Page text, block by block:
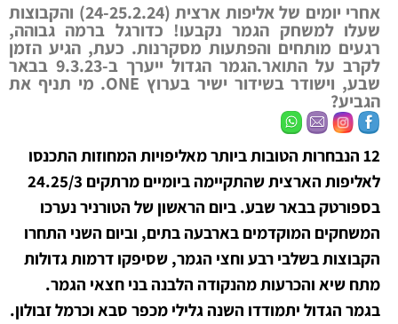
אחרי יומים של אליפות ארצית (24-25.2.24) והקבוצות
שעלו למשחק הגמר נקבעו! כדורגל ברמה גבוהה,
רגעים מותחים והפתעות מסקרנות. כעת, הגיע הזמן
לקרב על התואר.הגמר הגדול ייערך ב-9.3.23 בבאר
שבע, וישודר בשידור ישיר בערוץ ONE. מי תניף את
הגביע?
12 הנבחרות הטובות ביותר מאליפויות המחוזות התכנסו
לאליפות הארצית שהתקיימה ביומיים מרתקים 24.25/3
בספורטק בבאר שבע. ביום הראשון של הטורניר נערכו
המשחקים המוקדמים בארבעה בתים, וביום השני התחרו
הקבוצות בשלבי רבע וחצי הגמר, שסיפקו דרמות גדולות
מתח שיא והכרעות מהנקודה הלבנה בני חצאי הגמר.
בגמר הגדול יתמודדו השנה גלילי מכפר סבא וכרמל זבולון.